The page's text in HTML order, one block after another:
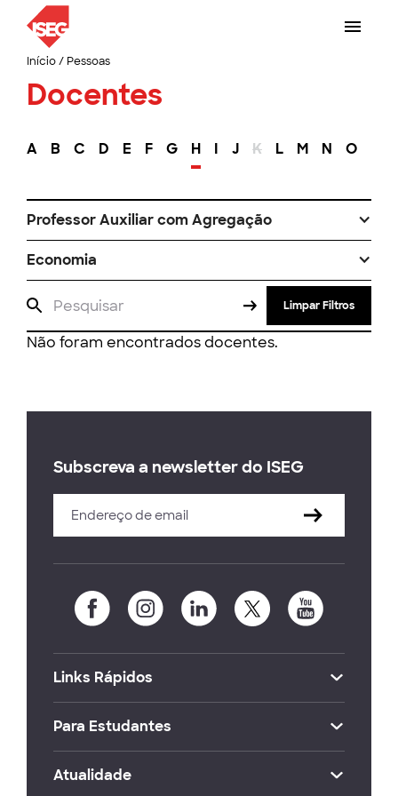
Início/ Pessoas
Docentes
A B C D E F G H I J K L M N O
Professor Auxiliar com Agregação
Economia
Limpar Filtros
Não foram encontrados docentes.
Subscreva a newsletter do ISEG
Links Rápidos
Para Estudantes
Atualidade